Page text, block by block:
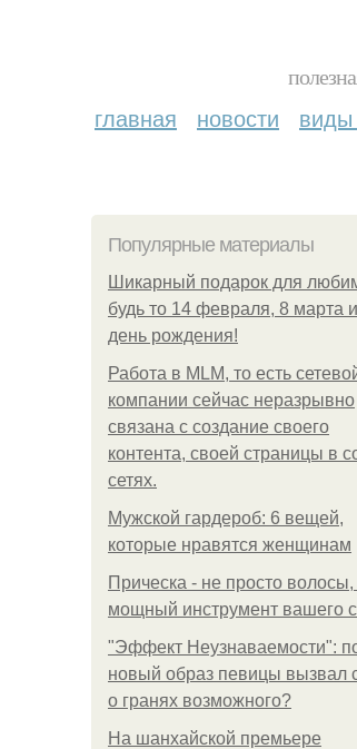
главная новости виды
Популярные материалы
Шикарный подарок для
будь то 14 февраля, 8 марта
день рождения!
Работа в MLM, то есть
компании сейчас неразрывно
связана с создание своего
контента, своей страницы в
сетях.
Мужской гардероб: 6 вещей,
которые нравятся женщинам
Прическа - не просто волосы,
мощный инструмент вашего
"Эффект Неузнаваемости":
новый образ певицы вызвал
о гранях возможного?
На шанхайской премьере